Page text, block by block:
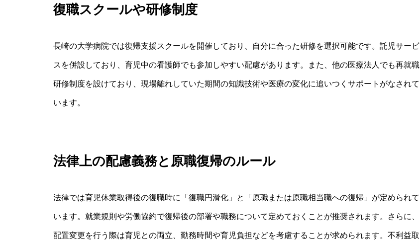
復職スクールや研修制度
長崎の大学病院では復帰支援スクールを開催しており、自分に合った研修を選択可能です。託児サービ
スを併設しており、育児中の看護師でも参加しやすい配慮があります。また、他の医療法人でも再就職
研修制度を設けており、現場離れしていた期間の知識技術や医療の変化に追いつくサポートがなされて
います。
法律上の配慮義務と原職復帰のルール
法律では育児休業取得後の復職時に「復職円滑化」と「原職または原職相当職への復帰」が定められて
います。就業規則や労働協約で復帰後の部署や職務について定めておくことが推奨されます。さらに、
配置変更を行う際は育児との両立、勤務時間や育児負担などを考慮することが求められます。不利益取